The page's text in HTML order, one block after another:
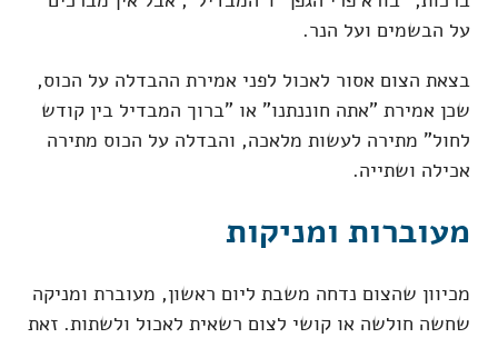
על הבשמים ועל הנר.
בצאת הצום אסור לאכול לפני אמירת ההבדלה על הכוס,
שכן אמירת "אתה חוננתנו" או "ברוך המבדיל בין קודש
לחול" מתירה לעשות מלאכה, והבדלה על הכוס מתירה
אכילה ושתייה.
מעוברות ומניקות
מכיוון שהצום נדחה משבת ליום ראשון, מעוברת ומניקה
שחשה חולשה או קושי לצום רשאית לאכול ולשתות. זאת